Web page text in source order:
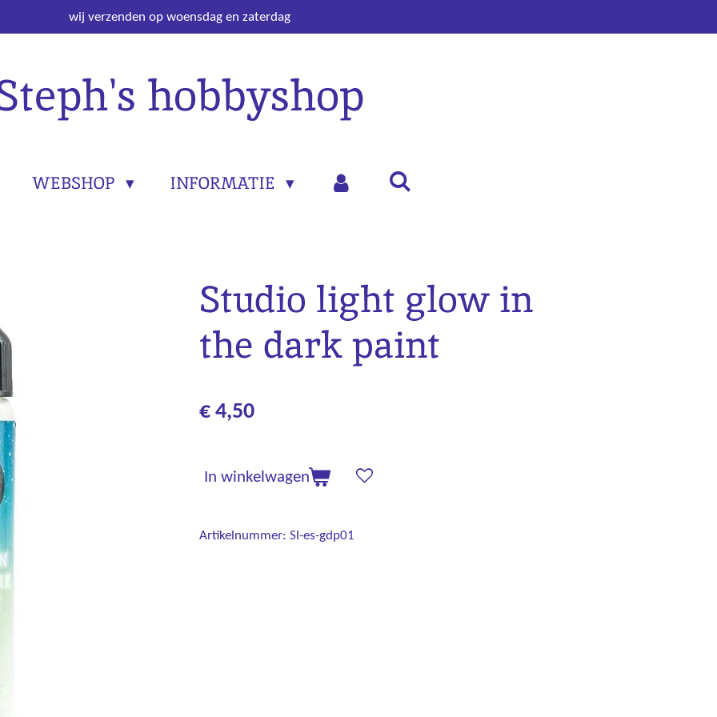
wij verzenden op woensdag en zaterdag
hobbyshop
WEBSHOP INFORMATIE
Studio light glow in
the dark paint
€ 4,50
In winkelwagen
Artikelnummer: Sl-es-gdp01